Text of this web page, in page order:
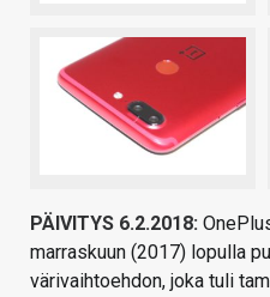
PÄIVITYS 6.2.2018:
marraskuun (2017) lopulla
värivaihtoehdon, joka tuli